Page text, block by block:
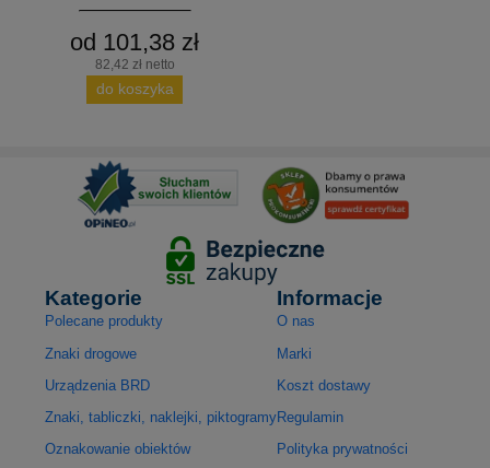
od 101,38 zł
82,42 zł netto
do koszyka
Kategorie
Polecane produkty
Znaki drogowe
Urządzenia BRD
Znaki, tabliczki, naklejki, piktogramy
Oznakowanie obiektów
Informacje
O nas
Marki
Koszt dostawy
Regulamin
Polityka prywatności